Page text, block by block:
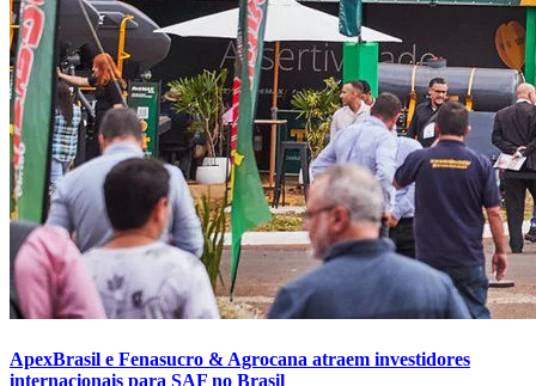
ApexBrasil e Fenasucro & Agrocana atraem investidores
internacionais para SAF no Brasil